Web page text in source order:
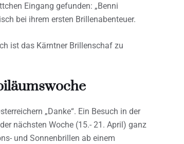
Eingang gefunden: „Benni
bei ihrem ersten Brillenabenteuer.
ist das Kärntner Brillenschaf zu
„Danke“. Ein Besuch in der
nächsten Woche (15.- 21. April) ganz
und Sonnenbrillen ab einem